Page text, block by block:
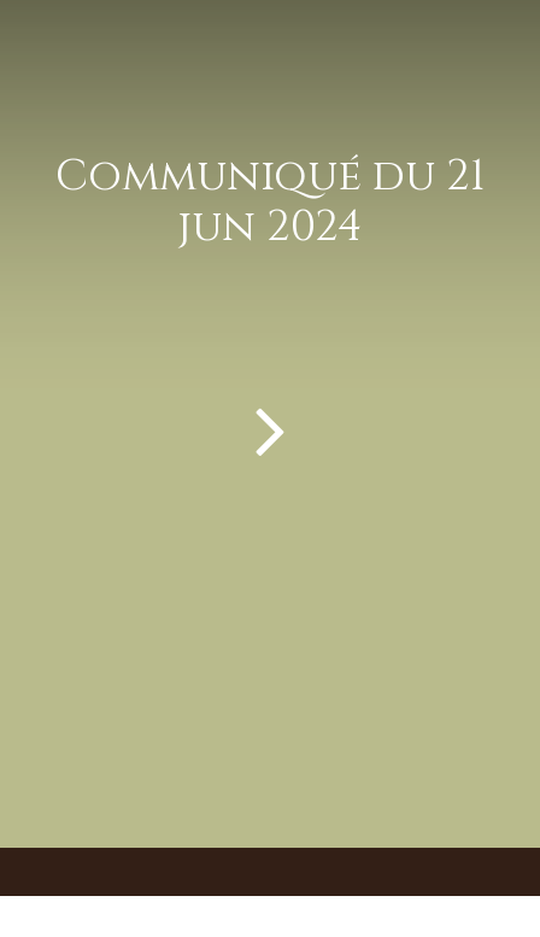
Communiqué du 21
jun 2024